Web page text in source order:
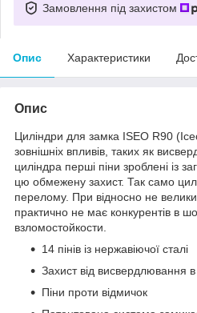
Замовлення під захистом
Опис Характеристики
Опис
Циліндри для замка ISEO R90
зовнішніх впливів, таких як
циліндра перші піни зроблені із
цю обмежену захист. Так само
перелому. При відносно не
практично не має конкурентів в
взломостойкости.
14 пінів із нержавіючої сталі
Захист від висвердлювання в
Піни проти відмичок